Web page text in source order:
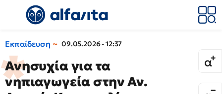
Εκπαίδευση 09.05.2026 - 12:37
Ανησυχία για τα
νηπιαγωγεία στην Αν.